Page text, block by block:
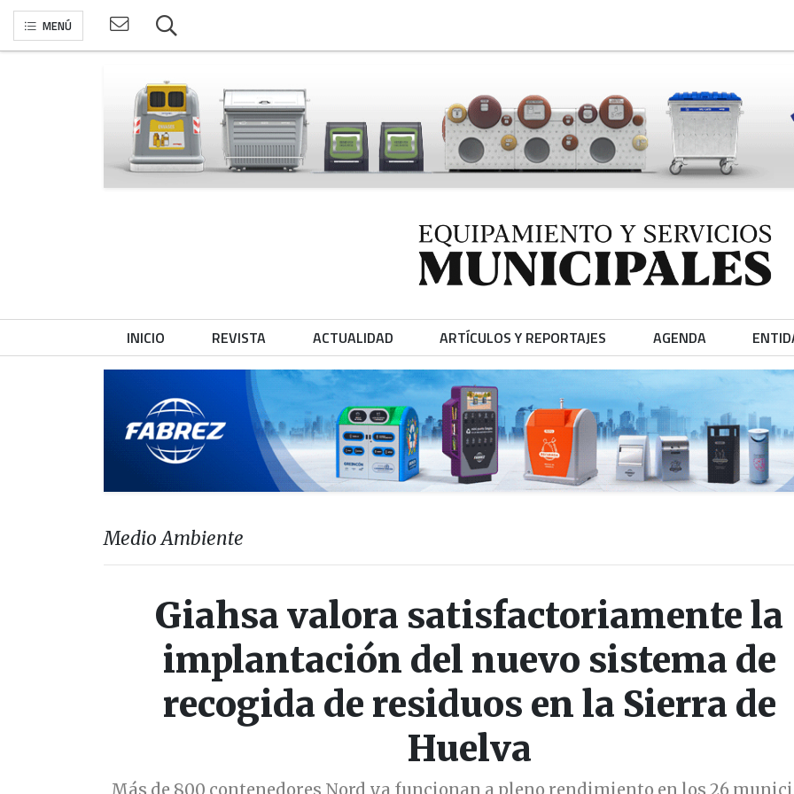
MENÚ
INICIO REVISTA ACTUALIDAD ARTÍCULOS Y REPORTAJES AGENDA
Medio Ambiente
Giahsa valora satisfactoriamente la
implantación del nuevo sistema de
recogida de residuos en la Sierra de
Huelva